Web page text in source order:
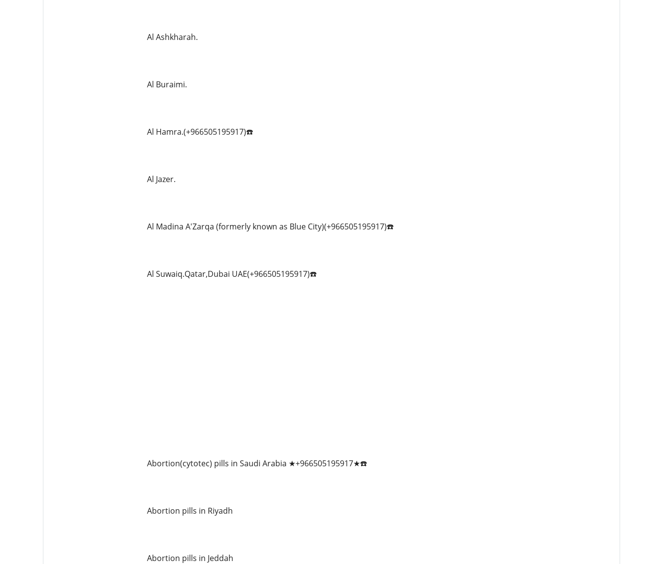
Al Ashkharah.
Al Buraimi.
Al Hamra.(+966505195917)☎️
Al Jazer.
Al Madina A'Zarqa (formerly known as Blue City)(+966505195917)☎️
Al Suwaiq.Qatar,Dubai UAE(+966505195917)☎️
Abortion(cytotec) pills in Saudi Arabia ★+966505195917★☎️
Abortion pills in Riyadh
Abortion pills in Jeddah